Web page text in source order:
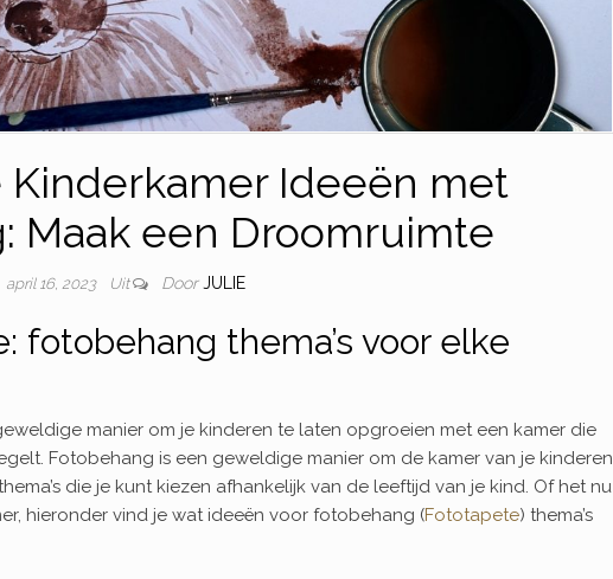
Kinderkamer Ideeën met
Maak een Droomruimte
april 16, 2023 Uit Door JULIE
fotobehang thema’s voor elke
manier om je kinderen te laten opgroeien met een kamer die
Fotobehang is een geweldige manier om de kamer van je kinderen
die je kunt kiezen afhankelijk van de leeftijd van je kind. Of het nu
hieronder vind je wat ideeën voor fotobehang (Fototapete) thema’s